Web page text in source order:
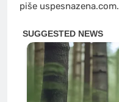
piše uspesnazena.com.